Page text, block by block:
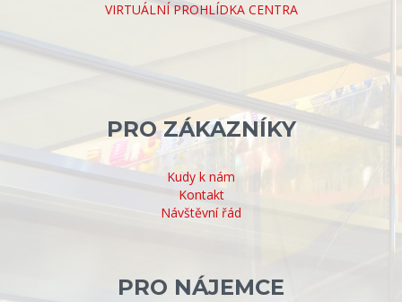
VIRTUÁLNÍ PROHLÍDKA CENTRA
PRO ZÁKAZNÍKY
Kudy k nám
Kontakt
Návštěvní řád
PRO NÁJEMCE